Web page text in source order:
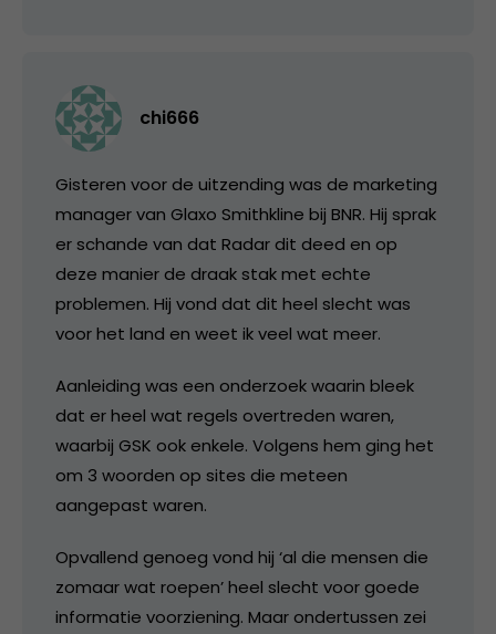
chi666
Gisteren voor de uitzending was de marketing
manager van Glaxo Smithkline bij BNR. Hij sprak
er schande van dat Radar dit deed en op
deze manier de draak stak met echte
problemen. Hij vond dat dit heel slecht was
voor het land en weet ik veel wat meer.
Aanleiding was een onderzoek waarin bleek
dat er heel wat regels overtreden waren,
waarbij GSK ook enkele. Volgens hem ging het
om 3 woorden op sites die meteen
aangepast waren.
Opvallend genoeg vond hij ‘al die mensen die
zomaar wat roepen’ heel slecht voor goede
informatie voorziening. Maar ondertussen zei